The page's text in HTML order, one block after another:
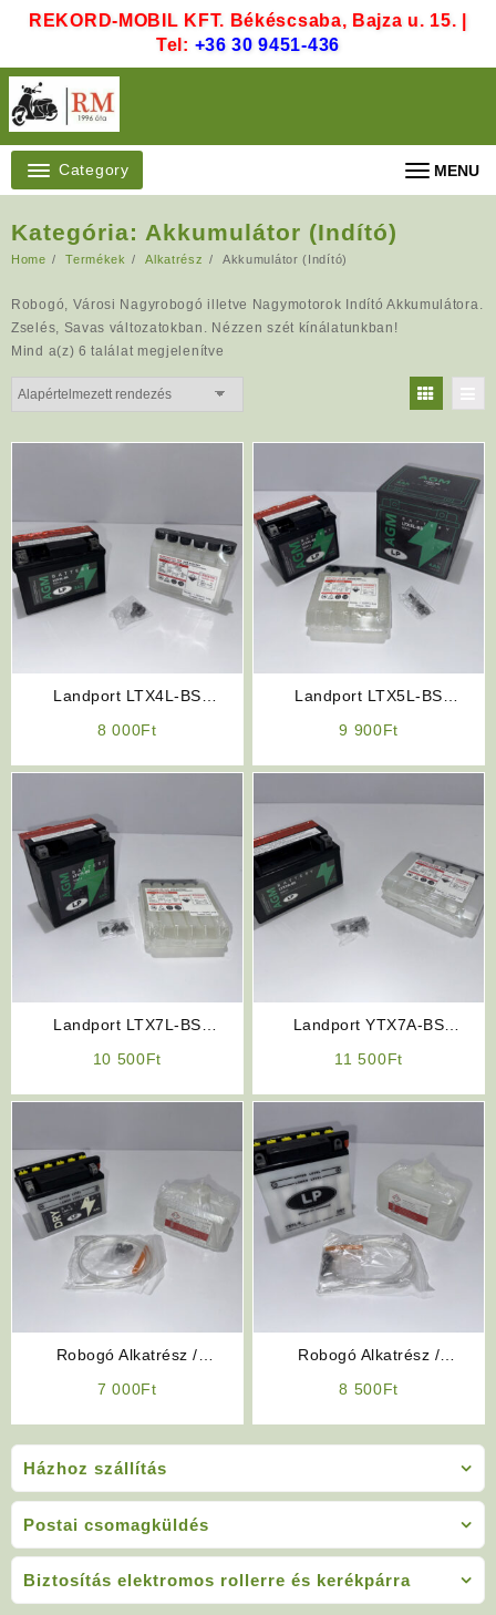
REKORD-MOBIL KFT. Békéscsaba, Bajza u. 15. |
Tel: +36 30 9451-436
Category MENU
Házhoz szállítás
Postai csomagküldés
Biztosítás elektromos rollerre és kerékpárra
Kategória: Akkumulátor (Indító)
Home Termékek Alkatrész Akkumulátor (Indító)
Robogó, Városi Nagyrobogó illetve Nagymotorok Indító Akkumulátora.
Zselés, Savas változatokban. Nézzen szét kínálatunkban!
Mind a(z) 6 találat megjelenítve
Landport LTX4L-BS
8 000Ft
Landport LTX5L-BS
9 900Ft
Landport LTX7L-BS
10 500Ft
Landport YTX7A-BS
11 500Ft
Robogó Alkatrész /
7 000Ft
Robogó Alkatrész /
8 500Ft